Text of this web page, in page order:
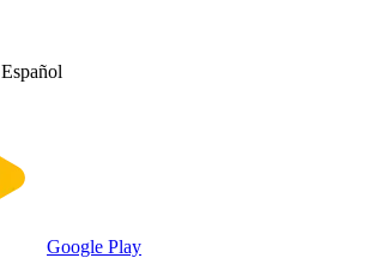
Español
Google Play